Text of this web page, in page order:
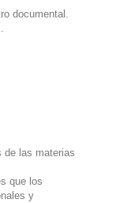
documental.
de las materias
que los
y